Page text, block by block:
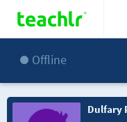
Offline
Dulfary